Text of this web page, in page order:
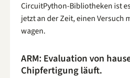
CircuitPython-Bibliotheken ist
jetzt an der Zeit, einen Versuch
wagen.
ARM: Evaluation von
Chipfertigung läuft.